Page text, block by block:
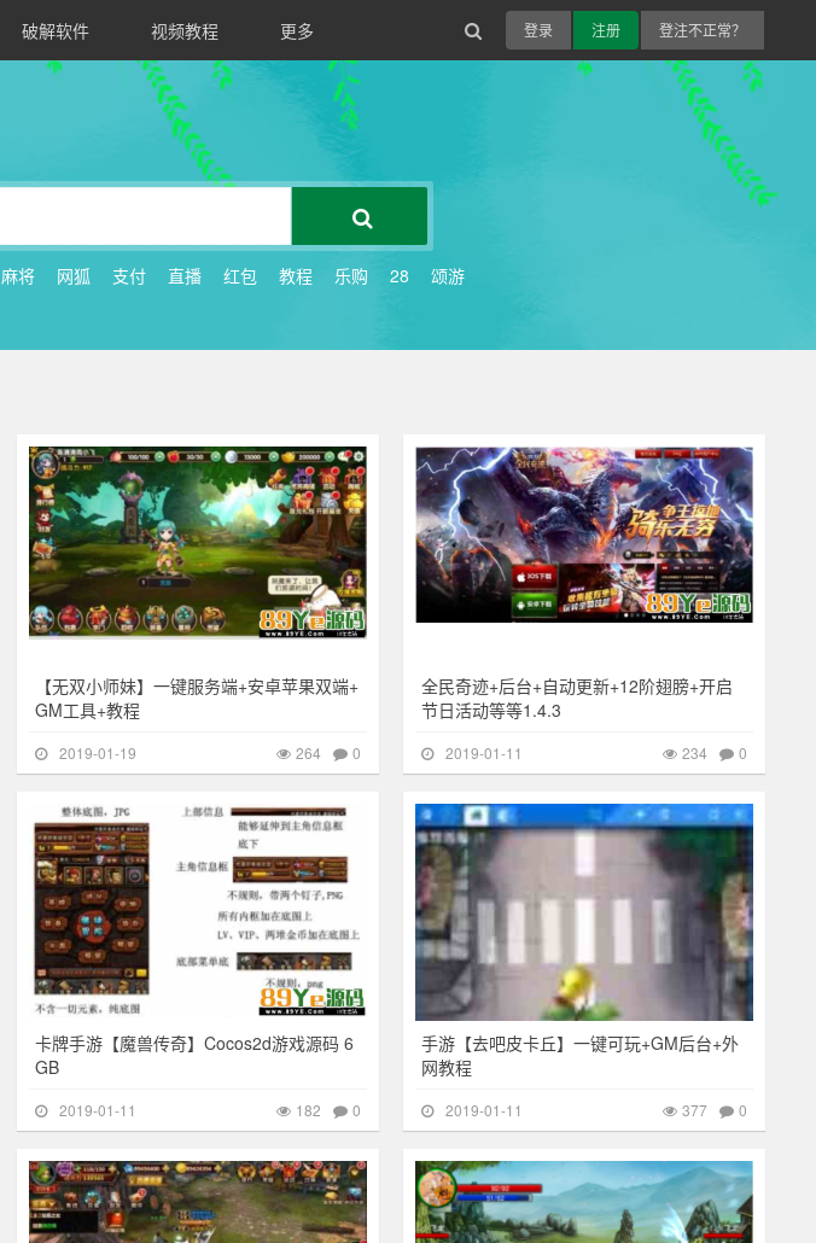
破解软件 视频教程 更多 登录 注册 登注不正常？
麻将 网狐 支付 直播 红包 教程 乐购 28 颂游
【无双小师妹】一键服务端+安卓苹果双端+
GM工具+教程
2019-01-19 0
264
全民奇迹+后台+自动更新+12阶翅膀+开启
节日活动等等1.4.3
2019-01-11 0
234
卡牌手游【魔兽传奇】Cocos2d游戏源码 6
GB
其他游戏 182
2019-01-11 0
182
手游【去吧皮卡丘】一键可玩+GM后台+外
网教程
其他游戏 377
2019-01-11 0
377
其他游戏 314 其他游戏 268